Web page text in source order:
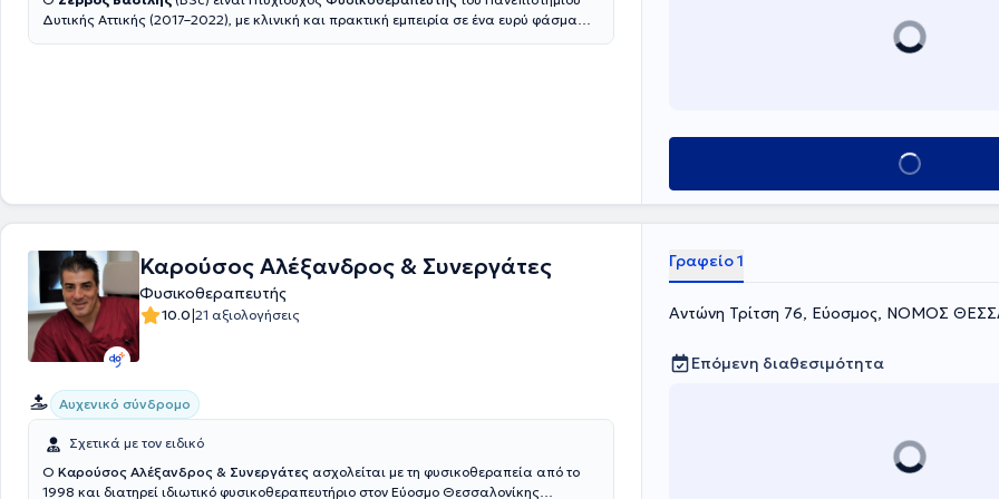
Δυτικής Αττικής (2017–2022), με κλινική και πρακτική εμπειρία σε ένα ευρύ φάσμα
Κλείσε ραντεβού
Καρούσος Αλέξανδρος & Συνεργάτες
Φυσικοθεραπευτής
10.0|21 αξιολογήσεις
Αυχενικό σύνδρομο
Σχετικά με τον ειδικό
Ο Καρούσος Αλέξανδρος & Συνεργάτες ασχολείται με τη φυσικοθεραπεία από το
1998 και διατηρεί ιδιωτικό φυσικοθεραπευτήριο στον Εύοσμο Θεσσαλονίκης
Γραφείο 1
Αντώνη Τρίτση 76, Εύοσμος, ΝΟΜΟΣ
Επόμενη διαθεσιμότητα